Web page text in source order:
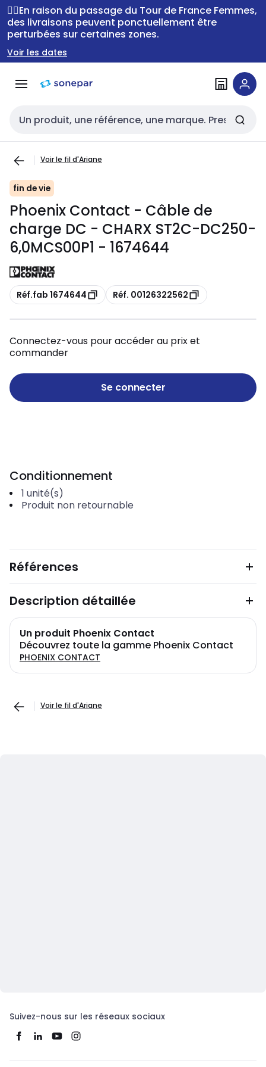
Passer à la
navigation
Passer
au
contenu
🚴‍♂️En raison du passage du Tour de France Femmes,
des livraisons peuvent ponctuellement être
perturbées sur certaines zones.
Voir les dates
Entrée de recherche
Voir le fil d'Ariane
fin de vie
Phoenix Contact - Câble de
charge DC - CHARX ST2C-DC250-
6,0MCS00P1 - 1674644
Copie
Réf.fab 1674644 Copie
Réf. 00126322562
Connectez-vous pour accéder au prix et
commander
Se connecter
Conditionnement
1 unité(s)
Produit non retournable
Références
Description détaillée
Un produit Phoenix Contact
Découvrez toute la gamme Phoenix Contact
PHOENIX CONTACT
Voir le fil d'Ariane
Suivez-nous sur les réseaux sociaux